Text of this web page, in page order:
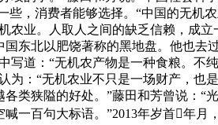
些，消费者能够选择。“中国的无
农业。人取人之间的缺乏信赖，成
东北以肥饶著称的黑地盘。他也
道：“无机农产物是一种食粮。
：“无机农业不只是一场财产，也
类狭隘的好处。”藤田和芳曾说：
一百句大标语。”2013年岁首年